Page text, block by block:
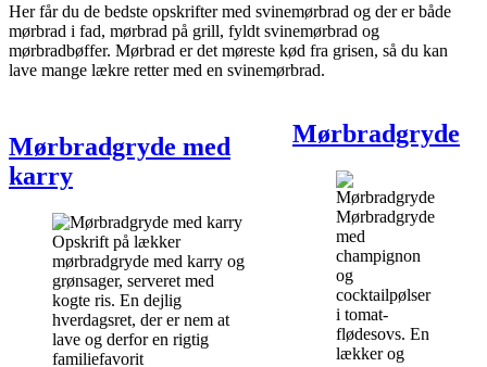
Her får du de bedste opskrifter med svinemørbrad og der er både
mørbrad i fad, mørbrad på grill, fyldt svinemørbrad og
mørbradbøffer. Mørbrad er det møreste kød fra grisen, så du kan
lave mange lækre retter med en svinemørbrad.
Mørbradgryde med
karry
Opskrift på lækker
mørbradgryde med karry og
grønsager, serveret med
kogte ris. En dejlig
hverdagsret, der er nem at
lave og derfor en rigtig
familiefavorit
Mørbradgryde
Mørbradgryde
med
champignon
og
cocktailpølser
i tomat-
flødesovs. En
lækker og